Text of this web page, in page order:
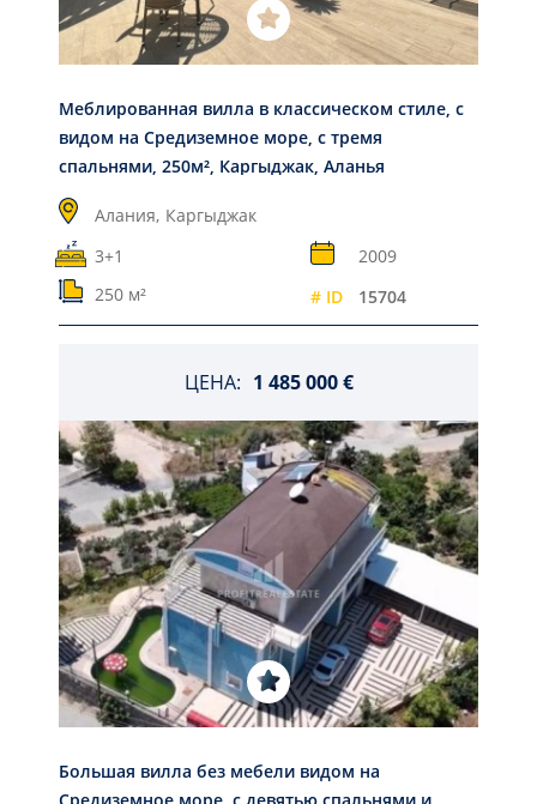
Меблированная вилла в классическом стиле, с
видом на Средиземное море, с тремя
спальнями, 250м², Каргыджак, Аланья
Алания, Каргыджак
3+1
2009
250 м²
# ID 15704
ЦЕНА: 1 485 000 €
Большая вилла без мебели видом на